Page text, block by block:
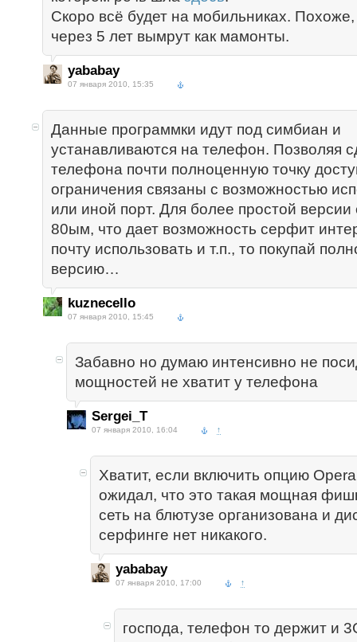
Скоро всё будет на мобильниках.
через 5 лет вымрут как мамонты.
yababay
07 января 2010, 15:35
Данные программки идут под симбиан и
устанавливаются на телефон. Позволяя
телефона почти полноценную точку
ограничения связаны с возможностью
или иной порт. Для более простой версии
80ым, что дает возможность серфит
почту использовать и т.п., то покупай
версию…
kuznecello
07 января 2010, 15:45
Забавно но думаю интенсивно не
мощностей не хватит у телефона
Sergei_T
07 января 2010, 16:04 ↑
Хватит, если включить опцию
ожидал, что это такая мощная
сеть на блютузе организована и
серфинге нет никакого.
yababay
07 января 2010, 17:00 ↑
господа, телефон то держит и